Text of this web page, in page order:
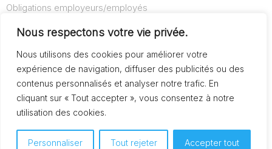
Nous respectons votre vie privée.
Nous utilisons des cookies pour améliorer votre
expérience de navigation, diffuser des publicités ou des
contenus personnalisés et analyser notre trafic. En
cliquant sur « Tout accepter », vous consentez à notre
utilisation des cookies.
Personnaliser Tout rejeter Accepter tout
Obligations employeurs/employés
Conditions d’utilisation
Mentions légales
© Copyright AideAuxSeniors.fr 2024. Designed and
Developed by